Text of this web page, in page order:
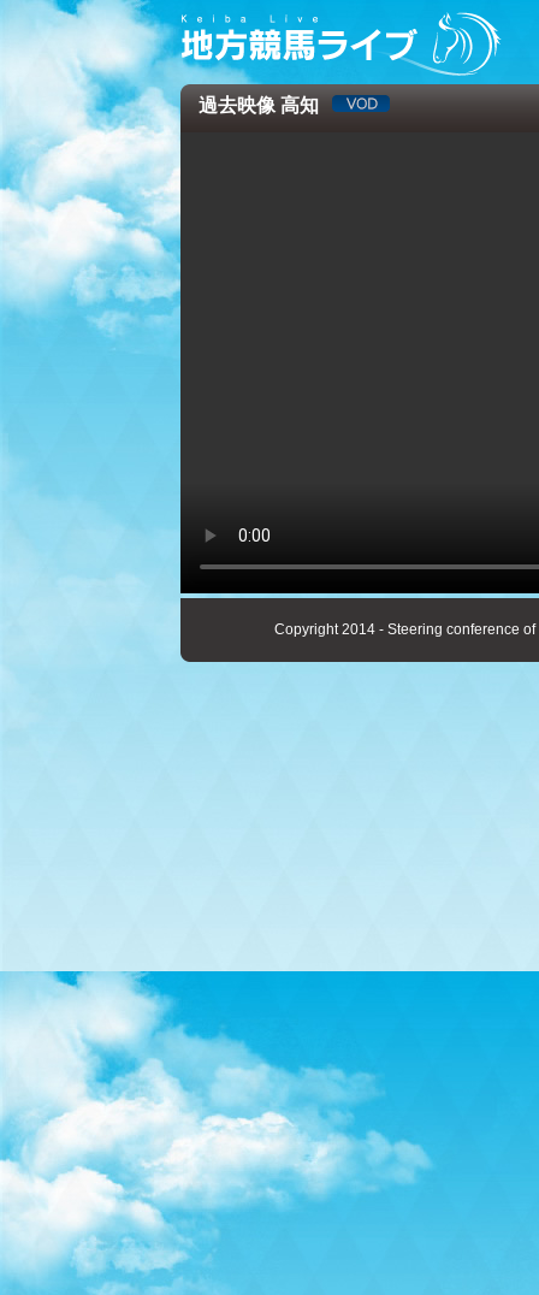
過去映像 高知
Copyright 2014 - Steering conference